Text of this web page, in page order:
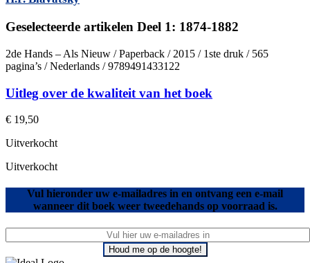
Geselecteerde artikelen Deel 1: 1874-1882
2de Hands – Als Nieuw / Paperback / 2015 / 1ste druk / 565
pagina’s / Nederlands / 9789491433122
Uitleg over de kwaliteit van het boek
€ 19,50
Uitverkocht
Uitverkocht
Vul hieronder uw e-mailadres in en ontvang een e-mail
wanneer dit boek weer tweedehands op voorraad is.
Houd me op de hoogte!